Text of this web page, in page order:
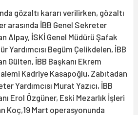
gözaltı kararı verilirken, gözaltı
arasında İBB Genel Sekreter
Alpay, İSKİ Genel Müdürü Şafak
Yardımcısı Begüm Çelikdelen, İBB
Gülten, İBB Başkanı Ekrem
Kadriye Kasapoğlu, Zabıtadan
Yardımcısı Murat Yazıcı, İBB
Erol Özgüner, Eski Mezarlık İşleri
Koç,19 Mart operasyonunda